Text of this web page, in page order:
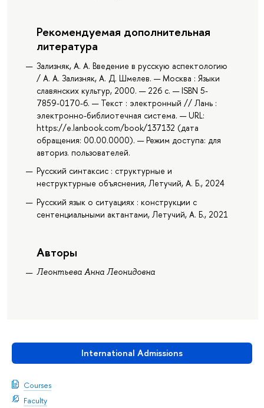
International Admissions
Courses
Faculty
Рекомендуемая дополнительная
литература
Зализняк, А. А. Введение в русскую аспектологию
/ А. А. Зализняк, А. Д. Шмелев. — Москва : Языки
славянских культур, 2000. — 226 с. — ISBN 5-
7859-0170-6. — Текст : электронный // Лань :
электронно-библиотечная система. — URL:
https://e.lanbook.com/book/137132 (дата
обращения: 00.00.0000). — Режим доступа: для
авториз. пользователей.
Русский синтаксис : структурные и
неструктурные объяснения, Летучий, А. Б., 2024
Русский язык о ситуациях : конструкции с
сентенциальными актантами, Летучий, А. Б., 2021
Авторы
Леонтьева Анна Леонидовна